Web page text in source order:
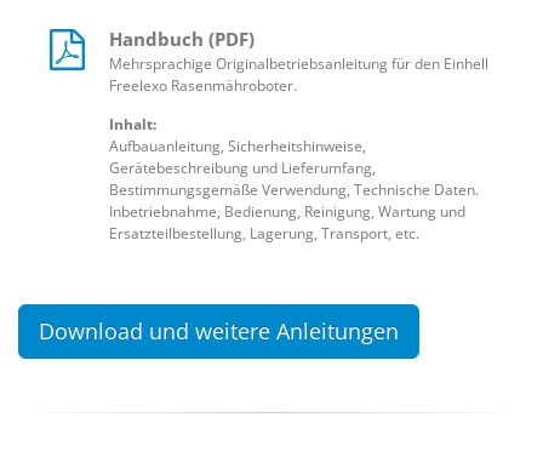
Handbuch (PDF)
Mehrsprachige Originalbetriebsanleitung für den Einhell
Freelexo Rasenmähroboter.
Inhalt:
Aufbauanleitung, Sicherheitshinweise,
Gerätebeschreibung und Lieferumfang,
Bestimmungsgemäße Verwendung, Technische Daten.
Inbetriebnahme, Bedienung, Reinigung, Wartung und
Ersatzteilbestellung, Lagerung, Transport, etc.
Download und weitere Anleitungen